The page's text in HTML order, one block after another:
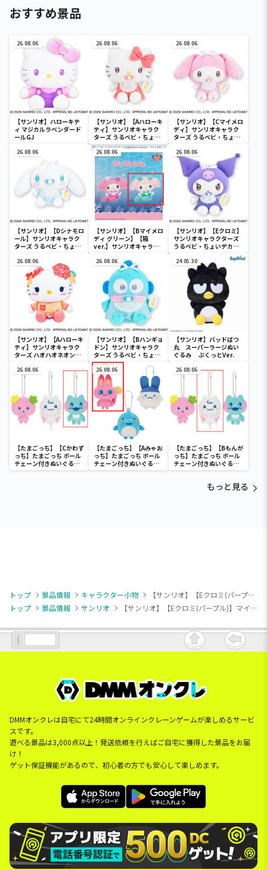
おすすめ景品
26.08.06
【サンリオ】ハローキテ
ィ マジカルラベンダード
ールGJ
26.08.06
【サンリオ】【Aハローキ
ティ】サンリオキャラク
ターズ うるベビ・ちょい
デカドール
26.08.06
【サンリオ】【Cマイメロ
ディ】サンリオキャラク
ターズ うるベビ・ちょい
26.08.06
【サンリオ】【Dシナモロ
ール】サンリオキャラク
ターズ うるベビ・ちょい
26.08.06
【サンリオ】【Bマイメロ
ディ グリーン】【箱
ver.】サンリオキャラク
SOFVIMATES～マイメロ
ディ マーメイドver. ～
26.08.06
【サンリオ】【Eクロミ】
サンリオキャラクターズ
うるベビ・ちょいデカド
26.08.06
【サンリオ】【Aハローキ
ティ】サンリオキャラク
ターズ ハオハオネオンタ
26.08.06
【サンリオ】【Bハンギョ
ドン】サンリオキャラク
ターズ うるベビ・ちょい
デカドール
24.05.30
【サンリオ】バッドばつ
丸 スーパーラージぬい
ぐるみ ぷくっとVer.
26.08.06
【たまごっち】【Cかわず
っち】たまごっち ボール
チェーン付きぬいぐるみ
～Tamagotchi
26.08.06
【たまごっち】【Aみゃお
っち】たまごっち ボール
チェーン付きぬいぐるみ
～Tamagotchi
26.08.06
【たまごっち】【Bもんが
っち】たまごっち ボール
チェーン付きぬいぐるみ
～Tamagotchi
もっと見る
トップ 景品情報 キャラクター小物
【サンリオ】【Eクロミ(パープル)】マイメロディ・クロミ フラワービーズ マスコット
トップ
景品情報 サンリオ 【サンリオ】【Eクロミ(パープル)】マイメロディ・クロミ フラワービーズ マスコット
DMMオンクレは自宅にて24時間オンラインクレーンゲームが楽しめるサービ
スです。
遊べる景品は3,000点以上！発送依頼を行えばご自宅に獲得した景品をお届
け！
ゲット保証機能があるので、初心者の方でも安心して楽しめます。